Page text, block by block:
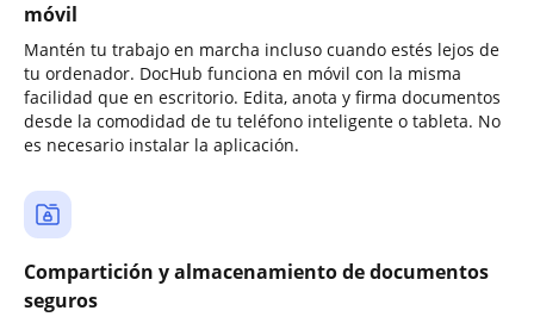
móvil
Mantén tu trabajo en marcha incluso cuando estés lejos de
tu ordenador. DocHub funciona en móvil con la misma
facilidad que en escritorio. Edita, anota y firma documentos
desde la comodidad de tu teléfono inteligente o tableta. No
es necesario instalar la aplicación.
Compartición y almacenamiento de documentos
seguros